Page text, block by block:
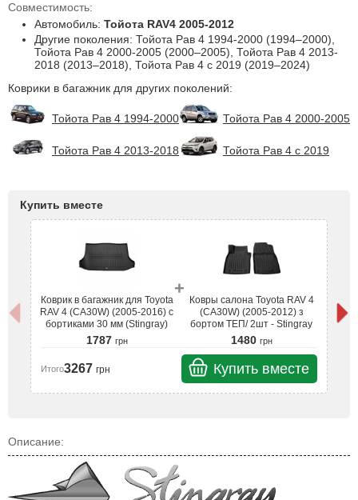
Совместимость:
Автомобиль: Тойота RAV4 2005-2012
Другие поколения: Тойота Рав 4 1994-2000 (1994–2000),
Тойота Рав 4 2000-2005 (2000–2005), Тойота Рав 4 2013-
2018 (2013–2018), Тойота Рав 4 с 2019 (2019–2024)
Коврики в багажник для других поколений:
Тойота Рав 4 1994-2000 Тойота Рав 4 2000-2005
Тойота Рав 4 2013-2018 Тойота Рав 4 с 2019
Купить вместе
Коврик в багажник для Toyota
RAV 4 (CA30W) (2005-2016) с
бортиками 30 мм (Stingray)
1787 грн
+
Ковры салона Toyota RAV 4
(CA30W) (2005-2012) з
бортом ТЕП/ 2шт - Stingray
1480 грн
Итого3267 грн Купить вместе
Описание: